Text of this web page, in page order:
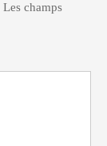
Les champs